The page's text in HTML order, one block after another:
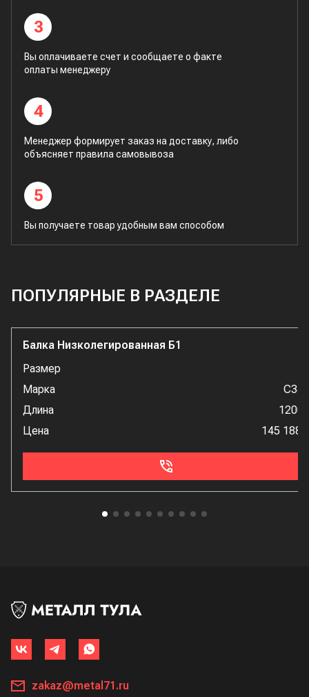
3
Вы оплачиваете счет и сообщаете о факте
оплаты менеджеру
4
Менеджер формирует заказ на доставку, либо
объясняет правила самовывоза
5
Вы получаете товар удобным вам способом
ПОПУЛЯРНЫЕ В РАЗДЕЛЕ
Балка Низколегированная Б1
Размер
Марка
С345
Длина
12000
Цена
145 188 ₽
zakaz@metal71.ru